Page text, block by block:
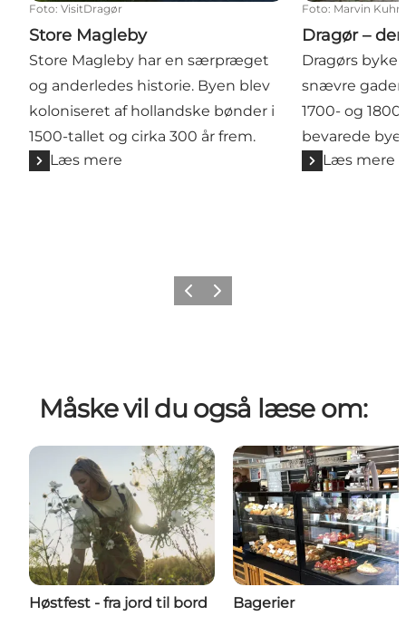
Foto: VisitDragør
Store Magleby
Store Magleby har en særpræget
og anderledes historie. Byen blev
koloniseret af hollandske bønder i
1500-tallet og cirka 300 år frem.
Læs mere
Foto: Marvin Kuhr
Dragør –
Dragørs
snævre gader
1700- og
bevarede
Læs mere
Forrige billede
Næste billede
Måske vil du også læse om:
Høstfest - fra jord til bord Bagerier